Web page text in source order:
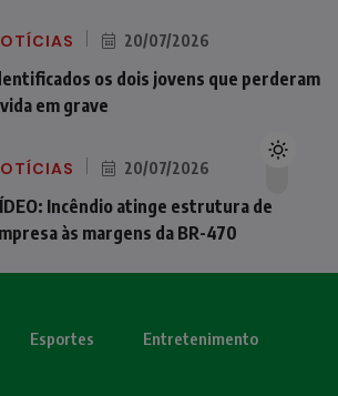
20/07/2026
os dois jovens que perderam
em grave
20/07/2026
Incêndio atinge estrutura de
às margens da BR-470
Esportes Entretenimento